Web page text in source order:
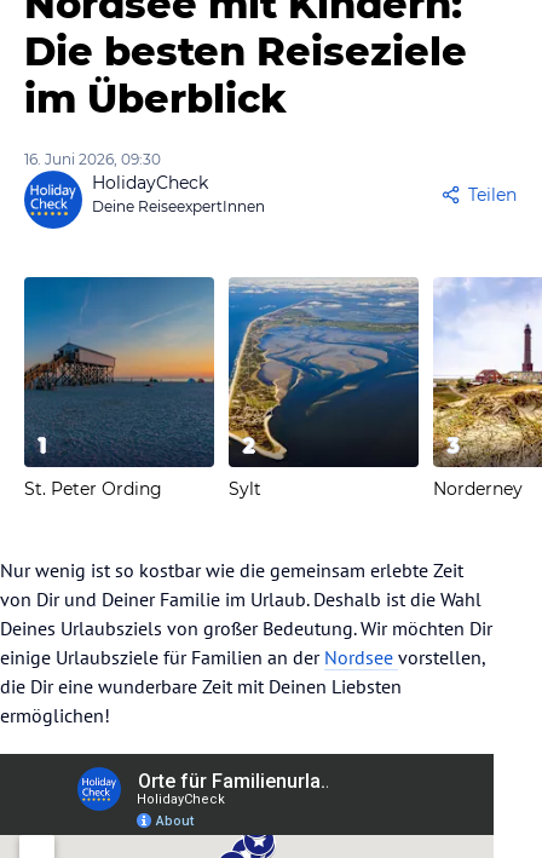
Die besten Reiseziele
im Überblick
16. Juni 2026, 09:30
HolidayCheck
Deine ReiseexpertInnen
Teilen
1
St. Peter Ording
2
Sylt
3
Norderney
Nur wenig ist so kostbar wie die gemeinsam erlebte Zeit
von Dir und Deiner Familie im Urlaub. Deshalb ist die Wahl
Deines Urlaubsziels von großer Bedeutung. Wir möchten Dir
einige Urlaubsziele für Familien an der Nordsee vorstellen,
die Dir eine wunderbare Zeit mit Deinen Liebsten
ermöglichen!